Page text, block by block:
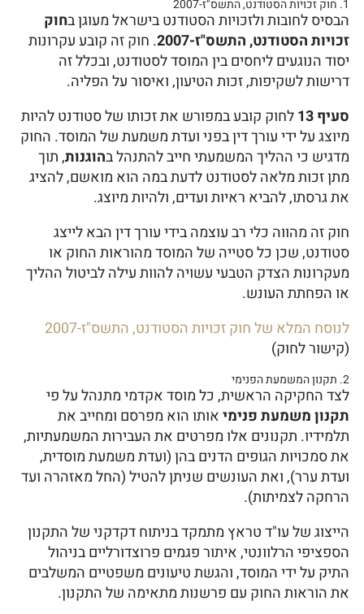
1. חוק זכויות הסטודנט, התשס"ז-2007
הבסיס לחובות ולזכויות הסטודנט בישראל מעוגן בחוק
זכויות הסטודנט, התשס"ז-2007
. חוק זה קובע עקרונות
יסוד הנוגעים ליחסים בין המוסד לסטודנט, ובכלל זה
דרישות לשקיפות, זכות הטיעון, ואיסור על הפליה.
סעיף 13
לחוק קובע במפורש את זכותו של סטודנט להיות
מיוצג על ידי עורך דין בפני ועדת משמעת של המוסד. החוק
מדגיש כי ההליך המשמעתי חייב להתנהל בהוגנות, תוך
מתן זכות מלאה לסטודנט לדעת במה הוא מואשם, להציג
את גרסתו, להביא ראיות ועדים, ולהיות מיוצג.
חוק זה מהווה כלי רב עוצמה בידי עורך דין הבא לייצג
סטודנט, שכן כל סטייה של המוסד מהוראות החוק או
מעקרונות הצדק הטבעי עשויה להוות עילה לביטול ההליך
או הפחתת העונש.
לנוסח המלא של חוק זכויות הסטודנט, התשס"ז-2007
(קישור לחוק)
2. תקנון המשמעת הפנימי
לצד החקיקה הראשית, כל מוסד אקדמי מתנהל על פי
תקנון משמעת פנימיאותו הוא מפרסם ומחייב את
תלמידיו. תקנונים אלו מפרטים את העבירות המשמעתיות,
את סמכויות הגופים הדנים בהן (ועדת משמעת מוסדית,
ועדת ערר), ואת העונשים שניתן להטיל (החל מאזהרה ועד
הרחקה לצמיתות).
הייצוג של עו"ד טראץ מתמקד בניתוח דקדקני של התקנון
הספציפי הרלוונטי, איתור פגמים פרוצדורליים בניהול
התיק על ידי המוסד, והגשת טיעונים משפטיים המשלבים
את הוראות החוק עם פרשנות מתאימה של התקנון.